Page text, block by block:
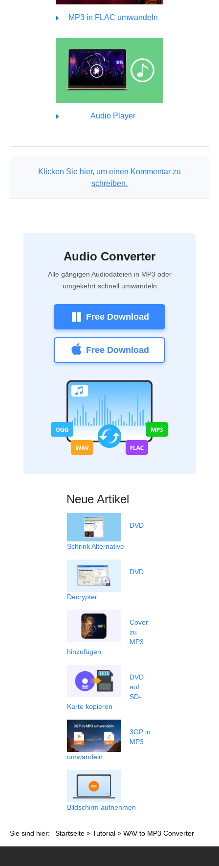
MP3 in FLAC umwandeln
Audio Player
Klicken Sie hier, um einen Kommentar zu
schreiben.
Audio Converter
Alle gängigen Audiodateien in MP3 oder
umgekehrt schnell umwandeln
Free Download
Free Download
Neue Artikel
DVD
Schrink Alternative
DVD
Decrypter
Cover
zu
MP3
hinzufügen
DVD
auf
SD-
Karte kopieren
3GP in
MP3
umwandeln
Bildschirm aufnehmen
Sie sind hier: Startseite > Tutorial > WAV to MP3 Converter